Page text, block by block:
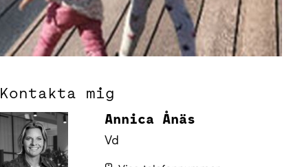
Kontakta mig
Annica Ånäs
Vd